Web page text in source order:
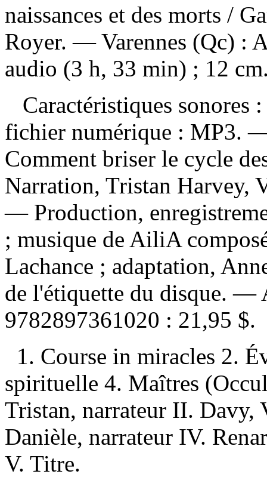
naissances et des morts /
Royer. — Varennes (Qc) :
audio (3 h, 33 min) ; 12
Caractéristiques sonores
fichier numérique : MP3.
Comment briser le cycle
Narration, Tristan Harvey,
— Production,
; musique de AiliA
Lachance ; adaptation,
de l'étiquette du disque. —
9782897361020 : 21,95 $.
1. Course in miracles 2.
spirituelle 4. Maîtres
Tristan, narrateur II. Davy,
Danièle, narrateur IV.
V. Titre.